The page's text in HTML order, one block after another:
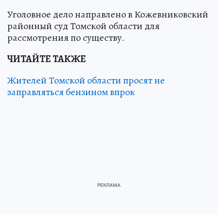
Уголовное дело направлено в Кожевниковский
районный суд Томской области для
рассмотрения по существу.
ЧИТАЙТЕ ТАКЖЕ
Жителей Томской области просят не
заправляться бензином впрок